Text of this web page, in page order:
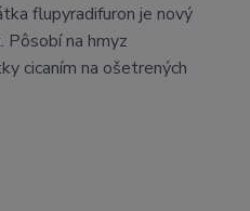
flupyradifuron je nový
na hmyz
cicaním na ošetrených